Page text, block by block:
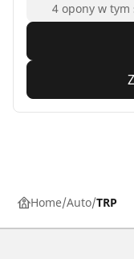
4 opony w tym
Home Auto TRP